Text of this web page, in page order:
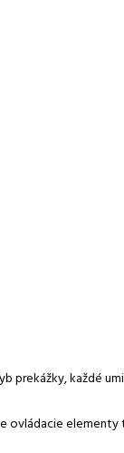
prekážky, každé
ovládacie elementy